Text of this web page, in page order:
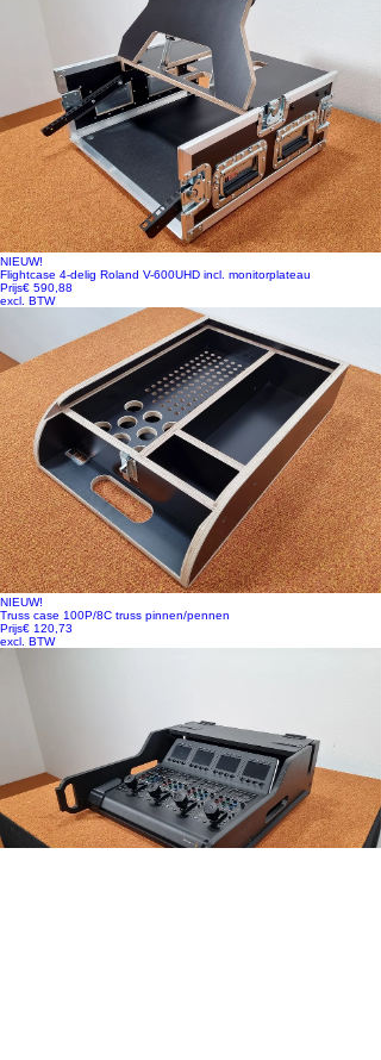
NIEUW!
Flightcase 4-delig Roland V-600UHD incl. monitorplateau
Prijs€ 590,88
excl. BTW
NIEUW!
Truss case 100P/8C truss pinnen/pennen
Prijs€ 120,73
excl. BTW